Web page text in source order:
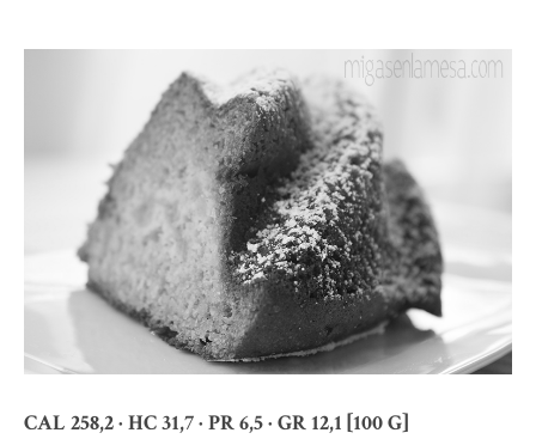
CAL 258,2 · HC 31,7 · PR 6,5 · GR 12,1 [100 G]